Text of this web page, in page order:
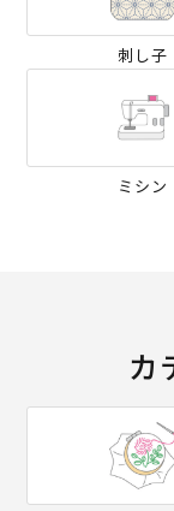
刺し子
ミシン
カ